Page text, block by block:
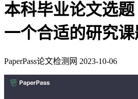
本科毕业论文选
一个合适的研究课
PaperPass论文检测网 2023-10-06